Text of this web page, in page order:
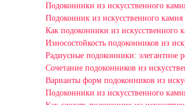
Подоконники из искусственного
Подоконник из искусственного
Как подоконники из искусственного
Износостойкость подоконников из
Радиусные подоконники: элегантное
Сочетание подоконников из
Варианты форм подоконников из
Подоконники из искусственного